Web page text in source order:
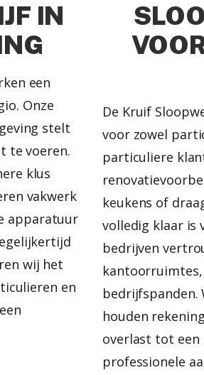
IN
een
Onze
stelt
te voeren.
klus
vakwerk
apparatuur
wij het
en
De Kruif
voor zowel
particuliere
keukens of
volledig klaar is
bedrijven
kantoorruimtes,
bedrijfspanden.
houden
overlast tot een
professionele